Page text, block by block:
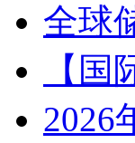
全球
【
2026